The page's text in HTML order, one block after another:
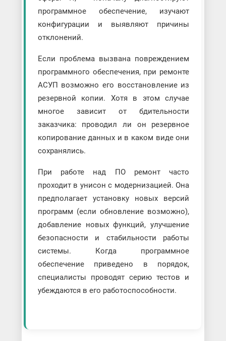
программное обеспечение, изучают
конфигурации и выявляют причины
отклонений.
Если проблема вызвана повреждением
программного обеспечения, при ремонте
АСУП возможно его восстановление из
резервной копии. Хотя в этом случае
многое зависит от бдительности
заказчика: проводил ли он резервное
копирование данных и в каком виде они
сохранялись.
При работе над ПО ремонт часто
проходит в унисон с модернизацией. Она
предполагает установку новых версий
программ (если обновление возможно),
добавление новых функций, улучшение
безопасности и стабильности работы
системы. Когда программное
обеспечение приведено в порядок,
специалисты проводят серию тестов и
убеждаются в его работоспособности.